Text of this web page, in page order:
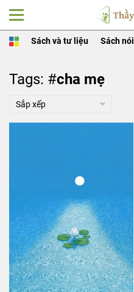
Sách và tư liệu Sách nói
Tags: #cha mẹ